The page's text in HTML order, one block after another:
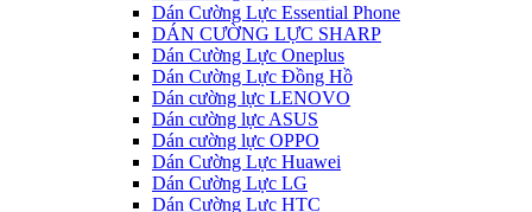
Dán Cường Lực Essential Phone
DÁN CƯỜNG LỰC SHARP
Dán Cường Lực Oneplus
Dán Cường Lực Đồng Hồ
Dán cường lực LENOVO
Dán cường lực ASUS
Dán cường lực OPPO
Dán Cường Lực Huawei
Dán Cường Lực LG
Dán Cường Lực HTC